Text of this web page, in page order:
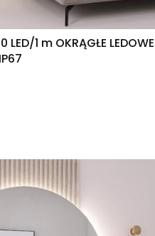
1 m OKRĄGŁE LEDOWE